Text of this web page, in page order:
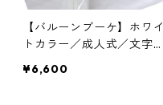
【バルーンブーケ】ホワイ
トカラー／成人式／文字入
¥6,600